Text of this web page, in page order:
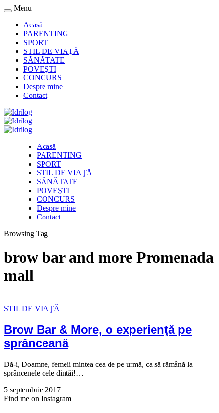
Menu
Acasă
PARENTING
SPORT
STIL DE VIAŢĂ
SĂNĂTATE
POVEŞTI
CONCURS
Despre mine
Contact
Acasă
PARENTING
SPORT
STIL DE VIAŢĂ
SĂNĂTATE
POVEŞTI
CONCURS
Despre mine
Contact
Browsing Tag
brow bar and more Promenada
mall
STIL DE VIAŢĂ
Brow Bar & More, o experienţă pe
sprânceană
Dă-i, Doamne, femeii mintea cea de pe urmă, ca să rămână la
sprâncenele cele dintâi!…
5 septembrie 2017
Find me on Instagram